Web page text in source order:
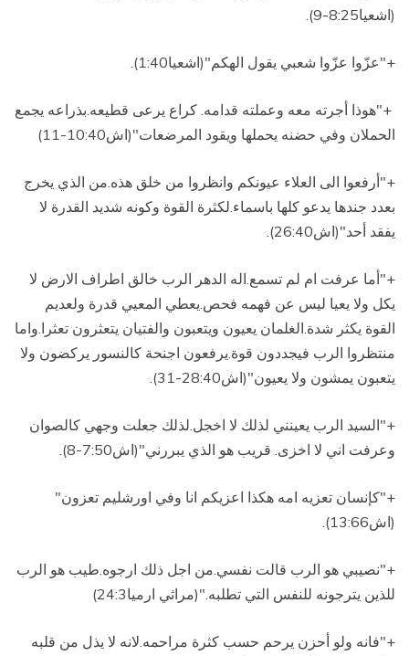
(اشعيا8:25-9).
+"عزّوا عزّوا شعبي يقول الهكم"(اشعيا1:40).
+"هوذا أجرته معه وعملته قدامه. كراع يرعى قطيعه.بذراعه يجمع
الحملان وفي حضنه يحملها ويقود المرضعات"(اش10:40-11)
+"أرفعوا الى العلاء عيونكم وانظروا من خلق هذه.من الذي يخرج
بعدد جندها يدعو كلها باسماء.لكثرة القوة وكونه شديد القدرة لا
يفقد أحد"(اش26:40).
+"أما عرفت ام لم تسمع.اله الدهر الرب خالق اطراف الارض لا
يكل ولا يعيا ليس عن فهمه فحص.يعطي المعيي قدرة ولعديم
القوة يكثر شدة.الغلمان يعيون ويتعبون والفتيان يتعثرون تعثرا.واما
منتظروا الرب فيجددون قوة.يرفعون اجنحة كالنسور يركضون ولا
يتعبون يمشون ولا يعيون"(اش28:40-31).
+"السيد الرب يعينني لذلك لا اخجل.لذلك جعلت وجهي كالصوان
وعرفت اني لا اخزى. قريب هو الذي يبررني"(اش7:50-8)
.
+"كإنسان تعزيه امه هكذا اعزيكم انا وفي اورشليم تعزون"
(اش13:66)
.
+"نصيبي هو الرب قالت نفسي.من اجل ذلك ارجوه.طيب هو الرب
للذين يترجونه للنفس التي تطلبه."(مراثي ارميا24:3)
+"فانه ولو أحزن يرحم حسب كثرة مراحمه.لانه لا يذل من قلبه